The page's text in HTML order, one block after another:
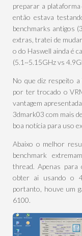
preparar a
então estava
benchmarks antigos
extras, tratei de
o do Haswell ainda é
(5.1~5.15GHz vs
No que diz respeito
por ter trocado o
vantagem
3dmark03 com mais
boa notícia para uso
Abaixo o melhor
benchmark
thread. Apenas para
obter ai usando o
portanto, houve um
6100.